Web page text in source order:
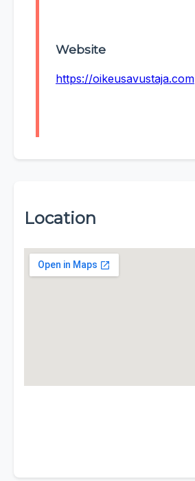
Website
https://oikeusavustaja.com
Location